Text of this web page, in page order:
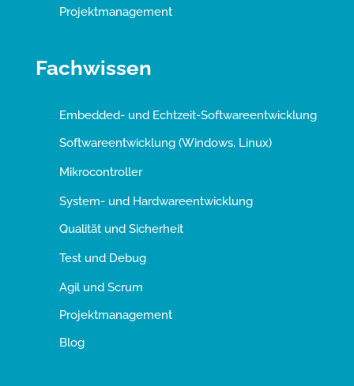
Projektmanagement
Fachwissen
Embedded- und Echtzeit-Softwareentwicklung
Softwareentwicklung (Windows, Linux)
Mikrocontroller
System- und Hardwareentwicklung
Qualität und Sicherheit
Test und Debug
Agil und Scrum
Projektmanagement
Blog